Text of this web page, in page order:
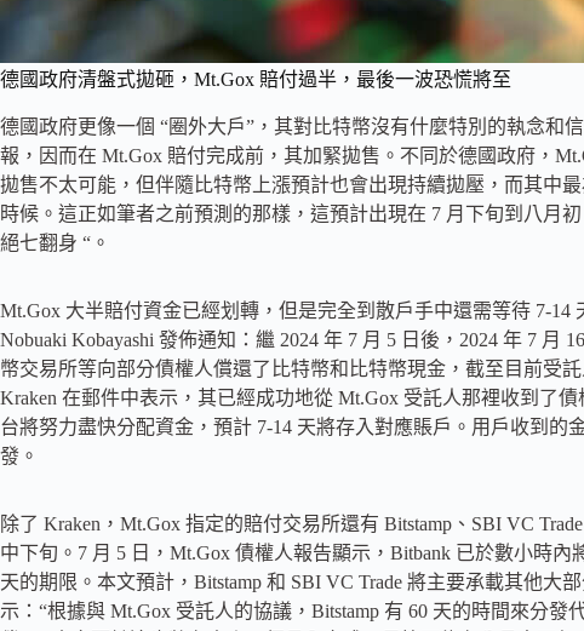
德國政府清盤式拋砸，Mt.Gox 賠付過半，最後一波恐慌將至
德國政府更像一個 “圈外大戶”，其對比特幣沒有什麼特別的執念和
報，因而在 Mt.Gox 賠付完成前，其加緊拋售。不同於德國政府，
拋售不太可能，但伴隨比特幣上漲預計也會出現持續拋壓，而其中
時候。這正如筆者之前預測的那樣，這預計出現在 7 月下旬到八月
絕七翻身 “。
Mt.Gox 大半賠付資金已經划轉，但是完全到散戶手中還需等待 7-14
Nobuaki Kobayashi 發佈通知：繼 2024 年 7 月 5 日後，2024 年 7 月
幣交易所等向部分債權人償還了比特幣和比特幣現金，截至目前受
Kraken 在郵件中表示，其已經成功地從 Mt.Gox 受託人那裡收到了
台將努力盡快分配資金，預計 7-14 天將存入對應賬戶。用戶收到的
發。
除了 Kraken，Mt.Gox 指定的賠付交易所還有 Bitstamp、SBI VC
中下旬。7 月 5 日，Mt.Gox 債權人報告顯示，Bitbank 已於數小時
天的期限。本文預計，Bitstamp 和 SBI VC Trade 將主要承載其他大
示：“根據與 Mt.Gox 受託人的協議，Bitstamp 有 60 天的時間來分